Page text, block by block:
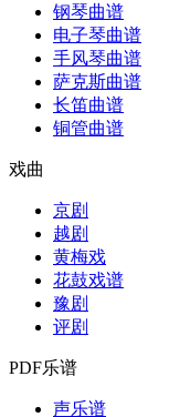
钢琴曲谱
电子琴曲谱
手风琴曲谱
萨克斯曲谱
长笛曲谱
铜管曲谱
戏曲
京剧
越剧
黄梅戏
花鼓戏谱
豫剧
评剧
PDF乐谱
声乐谱